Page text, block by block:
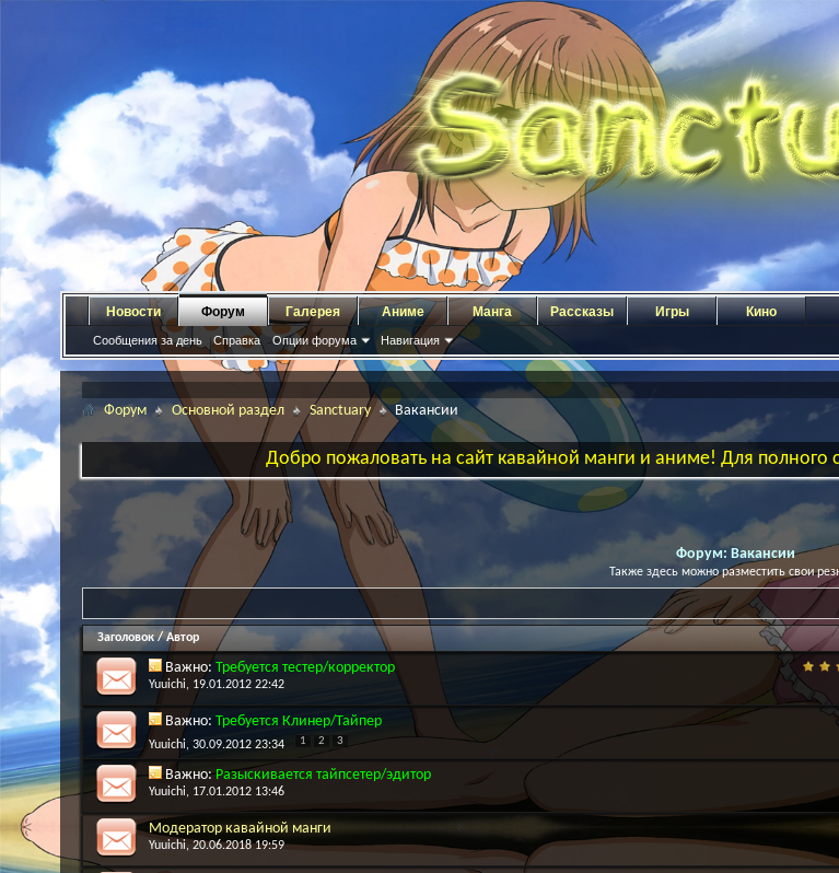
Новости Форум
Сообщения за день Справка Опции форума Навигация
Галерея Аниме Манга Рассказы Игры Кино
Форум Основной раздел Sanctuary Вакансии
Добро пожаловать на сайт кавайной манги и аниме! Для полного
Форум: Вакансии
Также здесь можно разместить свои
Заголовок/Автор
Важно: Требуется тестер/корректор
Yuuichi, 19.01.2012 22:42
Важно: Требуется Клинер/Тайпер
Yuuichi, 30.09.2012 23:34 1 2 3
Важно:Разыскивается тайпсетер/эдитор
Yuuichi, 17.01.2012 13:46
Модератор кавайной манги
Yuuichi, 20.06.2018 19:59